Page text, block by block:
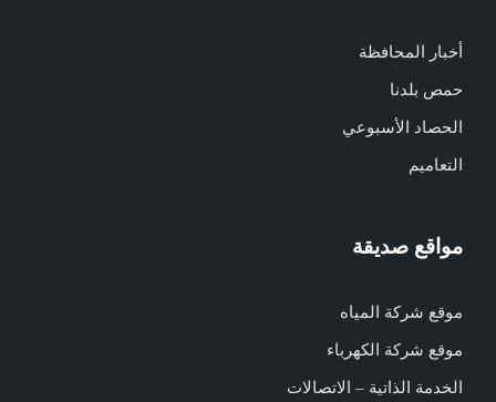
أخبار المحافظة
حمص بلدنا
الحصاد الأسبوعي
التعاميم
مواقع صديقة
موقع شركة المياه
موقع شركة الكهرباء
الخدمة الذاتية – الاتصالات